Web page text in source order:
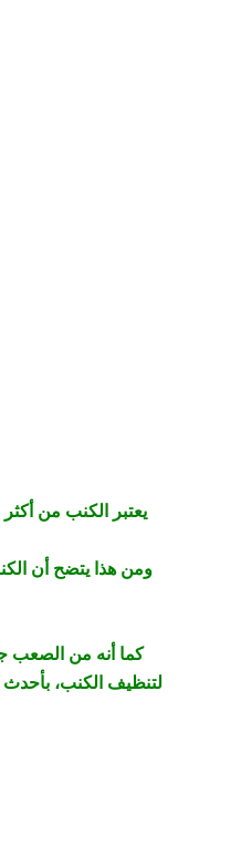
يعتبر الكنب من
ومن هذا يتضح أن
كما أنه من الصعب
لتنظيف الكنب، بأحدث